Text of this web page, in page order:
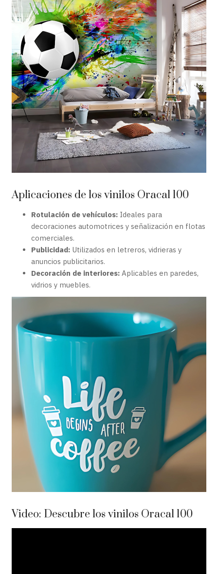
Aplicaciones de los vinilos Oracal 100
Rotulación de vehículos: Ideales para
decoraciones automotrices y señalización en flotas
comerciales.
Publicidad: Utilizados en letreros, vidrieras y
anuncios publicitarios.
Decoración de interiores: Aplicables en paredes,
vidrios y muebles.
Video: Descubre los vinilos Oracal 100